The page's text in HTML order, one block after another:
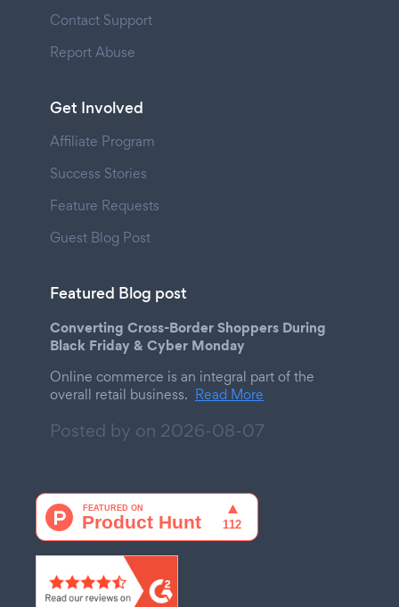
Contact Support
Report Abuse
Get Involved
Affiliate Program
Success Stories
Feature Requests
Guest Blog Post
Featured Blog post
Converting Cross-Border Shoppers During
Black Friday & Cyber Monday
Online commerce is an integral part of the
overall retail business. Read More
Posted by on 2026-08-07